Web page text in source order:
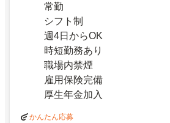
常勤
シフト制
週4日からOK
時短勤務あり
職場内禁煙
雇用保険完備
厚生年金加入
かんたん応募